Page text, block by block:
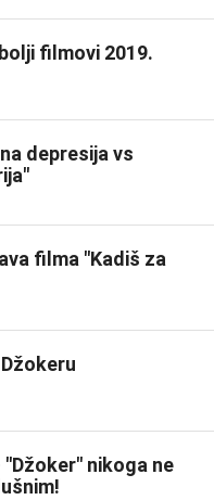
filmovi 2019.
depresija vs
filma "Kadiš za
"Džoker" nikoga ne